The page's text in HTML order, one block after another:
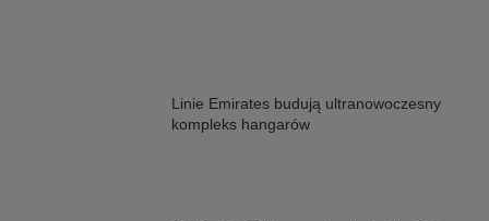
Linie Emirates budują ultranowoczesny
kompleks hangarów